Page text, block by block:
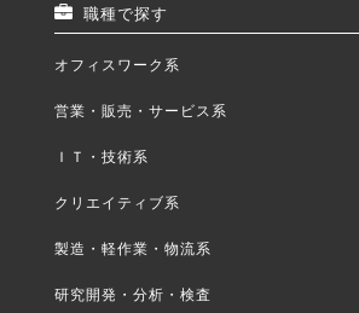
職種で探す
オフィスワーク系
営業・販売・サービス系
ＩＴ・技術系
クリエイティブ系
製造・軽作業・物流系
研究開発・分析・検査